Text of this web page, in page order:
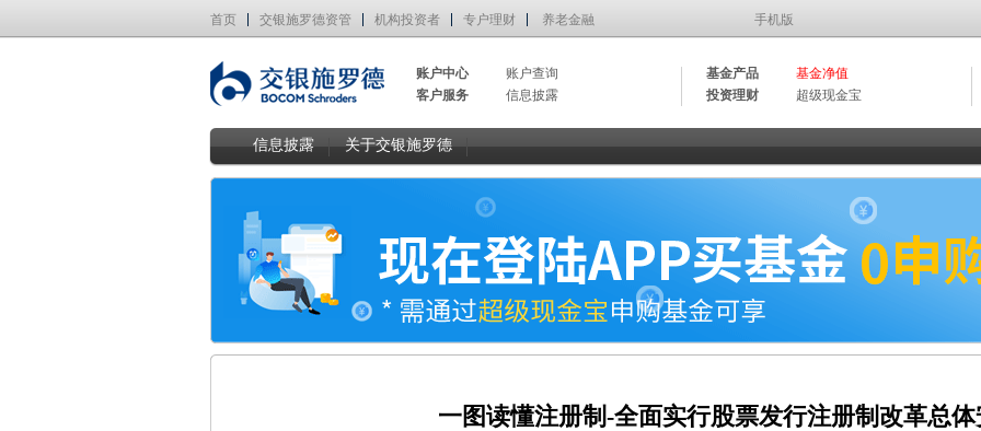
首页 交银施罗德资管 机构投资者 专户理财 养老金融 手机版
账户中心
账户查询
客户服务
信息披露
基金产品
基金净值
投资理财
超级现金宝
信息披露 关于交银施罗德
一图读懂注册制-全面实行股票发行注册制改革总体